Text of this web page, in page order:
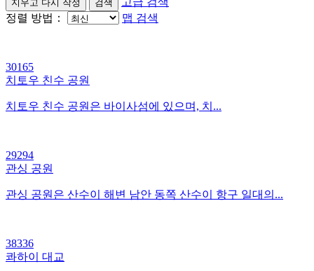
정렬 방법：
맵 검색
30165
치토우 친수 공원
치토우 친수 공원은 바이사섬에 있으며, 치...
29294
관싱 공원
관싱 공원은 산수이 해변 남안 동쪽 산수이 항구 일대의...
38336
콰하이 대교